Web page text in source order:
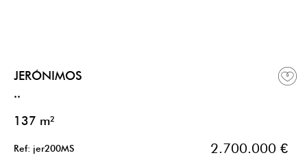
JERÓNIMOS
..
137 m²
Ref: jer200MS 2.700.000 €